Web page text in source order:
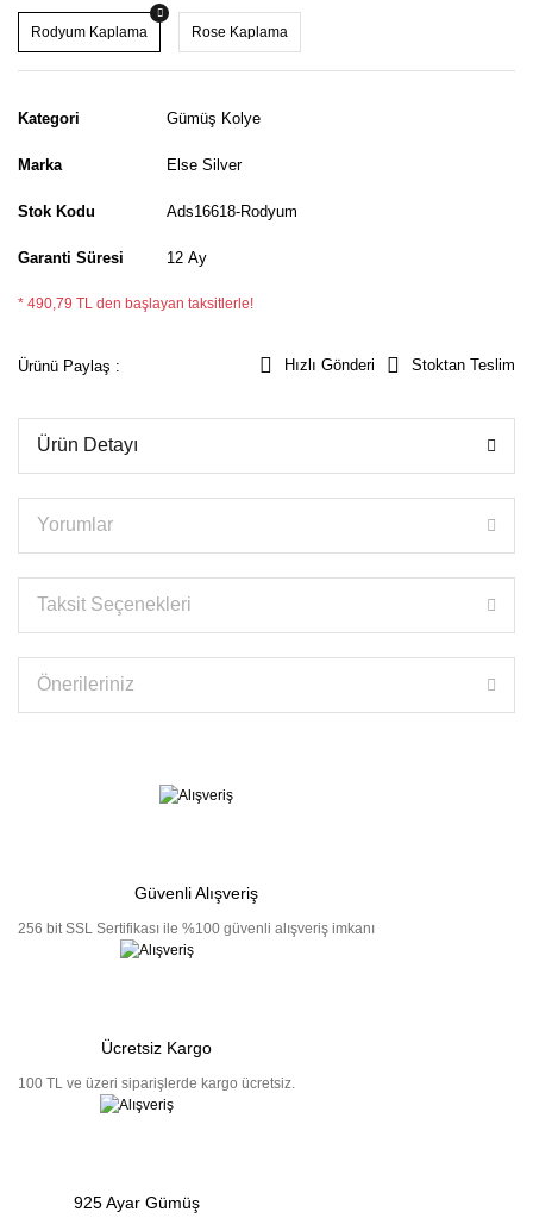
Rodyum Kaplama Rose Kaplama
Kategori Gümüş Kolye
Marka Else Silver
Stok Kodu Ads16618-Rodyum
Garanti Süresi 12 Ay
* 490,79 TL den başlayan taksitlerle!
Ürünü Paylaş : Hızlı Gönderi Stoktan Teslim
Ürün Detayı
Yorumlar
Taksit Seçenekleri
Önerileriniz
Güvenli Alışveriş
256 bit SSL Sertifikası ile %100 güvenli alışveriş imkanı
Ücretsiz Kargo
100 TL ve üzeri siparişlerde kargo ücretsiz.
925 Ayar Gümüş